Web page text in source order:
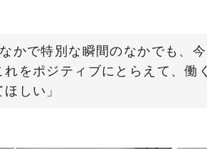
かで特別な瞬間のなかでも、
をポジティブにとらえて、働
しい」